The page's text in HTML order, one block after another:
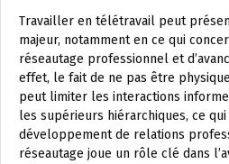
Travailler en télétravail peut
majeur, notamment en ce qui
réseautage professionnel et
effet, le fait de ne pas être
peut limiter les interactions
les supérieurs hiérarchiques, ce
développement de relations
réseautage joue un rôle clé dans